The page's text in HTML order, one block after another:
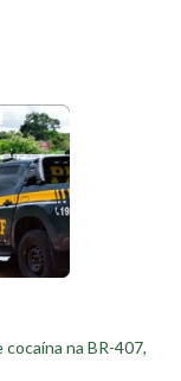
na BR-407,